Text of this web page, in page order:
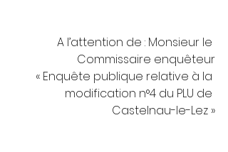
A l’attention de : Monsieur le
Commissaire enquêteur
« Enquête publique relative à la
modification n°4 du PLU de
Castelnau-le-Lez »